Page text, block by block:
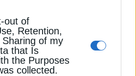
out of
Retention,
of my
that Is
the Purposes
collected.